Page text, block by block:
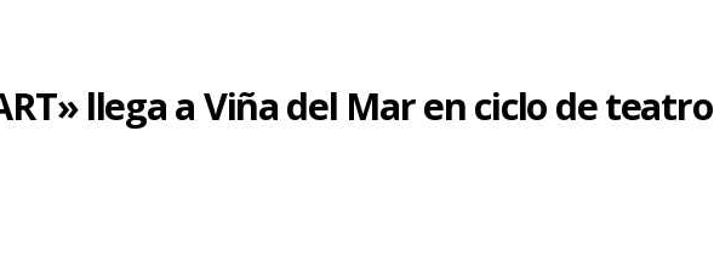
llega a Viña del Mar en ciclo de teatro